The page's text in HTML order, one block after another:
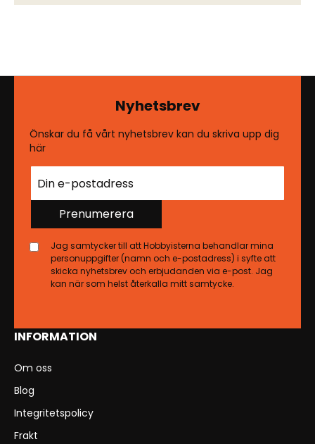
INFORMATION
Om oss
Blog
Integritetspolicy
Frakt
Nyhetsbrev
Önskar du få vårt nyhetsbrev kan du skriva upp dig
här
Prenumerera
Jag samtycker till att Hobbyisterna behandlar mina
personuppgifter (namn och e-postadress) i syfte att
skicka nyhetsbrev och erbjudanden via e-post. Jag
kan när som helst återkalla mitt samtycke.